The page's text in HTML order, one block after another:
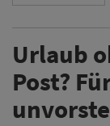
Urlaub
Post?